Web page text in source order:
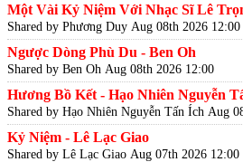
Một Vài Kỷ Niệm Với Nhạc Sĩ Lê
Shared by Phương Duy Aug 08th 2026 12:00
Ngược Dòng Phù Du - Ben Oh
Shared by Ben Oh Aug 08th 2026 12:00
Hương Bồ Kết - Hạo Nhiên Nguyễn
Shared by Hạo Nhiên Nguyễn Tấn Ích Aug
Kỷ Niệm - Lê Lạc Giao
Shared by Lê Lạc Giao Aug 07th 2026 12:00